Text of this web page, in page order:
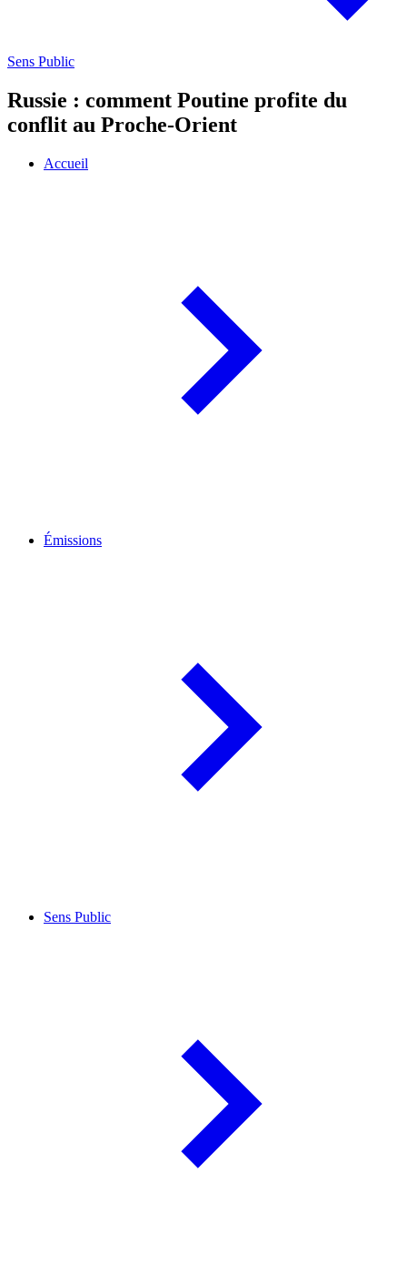
Sens Public
Russie : comment Poutine profite du
conflit au Proche-Orient
Accueil
Émissions
Sens Public